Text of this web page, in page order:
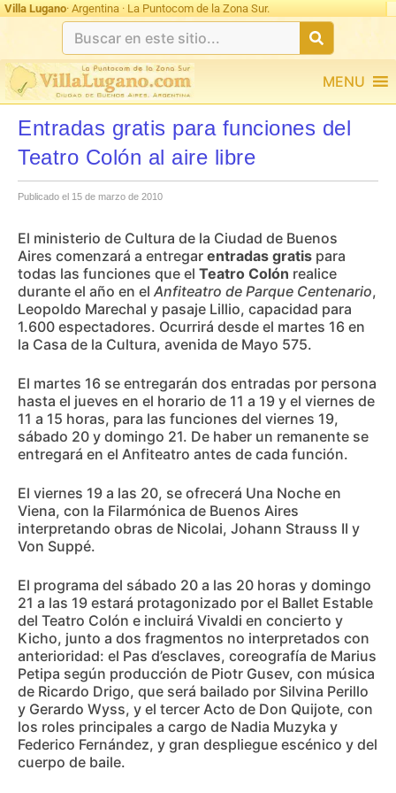
Villa Lugano· Argentina · La Puntocom de la Zona Sur.
MENU
Entradas gratis para funciones del
Teatro Colón al aire libre
Publicado el 15 de marzo de 2010
El ministerio de Cultura de la Ciudad de Buenos
Aires comenzará a entregar entradas gratis para
todas las funciones que el Teatro Colón realice
durante el año en el Anfiteatro de Parque Centenario,
Leopoldo Marechal y pasaje Lillio, capacidad para
1.600 espectadores. Ocurrirá desde el martes 16 en
la Casa de la Cultura, avenida de Mayo 575.
El martes 16 se entregarán dos entradas por persona
hasta el jueves en el horario de 11 a 19 y el viernes de
11 a 15 horas, para las funciones del viernes 19,
sábado 20 y domingo 21. De haber un remanente se
entregará en el Anfiteatro antes de cada función.
El viernes 19 a las 20, se ofrecerá Una Noche en
Viena, con la Filarmónica de Buenos Aires
interpretando obras de Nicolai, Johann Strauss II y
Von Suppé.
El programa del sábado 20 a las 20 horas y domingo
21 a las 19 estará protagonizado por el Ballet Estable
del Teatro Colón e incluirá Vivaldi en concierto y
Kicho, junto a dos fragmentos no interpretados con
anterioridad: el Pas d’esclaves, coreografía de Marius
Petipa según producción de Piotr Gusev, con música
de Ricardo Drigo, que será bailado por Silvina Perillo
y Gerardo Wyss, y el tercer Acto de Don Quijote, con
los roles principales a cargo de Nadia Muzyka y
Federico Fernández, y gran despliegue escénico y del
cuerpo de baile.